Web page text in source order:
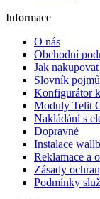
Informace
O nás
Obchodní
Jak nakupovat
Slovník pojmů
Konfigurátor
Moduly Telit
Nakládání s
Dopravné
Instalace
Reklamace a
Zásady
Podmínky